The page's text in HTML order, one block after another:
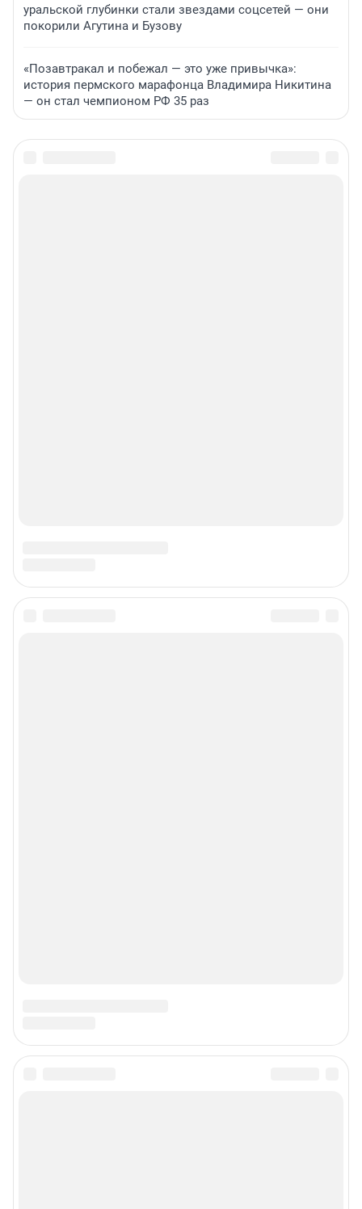
уральской глубинки стали звездами соцсетей — они
покорили Агутина и Бузову
«Позавтракал и побежал — это уже привычка»:
история пермского марафонца Владимира Никитина
— он стал чемпионом РФ 35 раз